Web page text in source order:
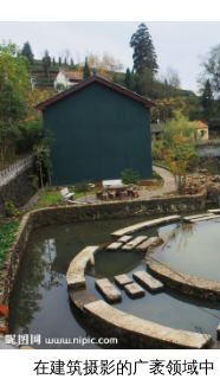
在建筑摄影的广袤领域